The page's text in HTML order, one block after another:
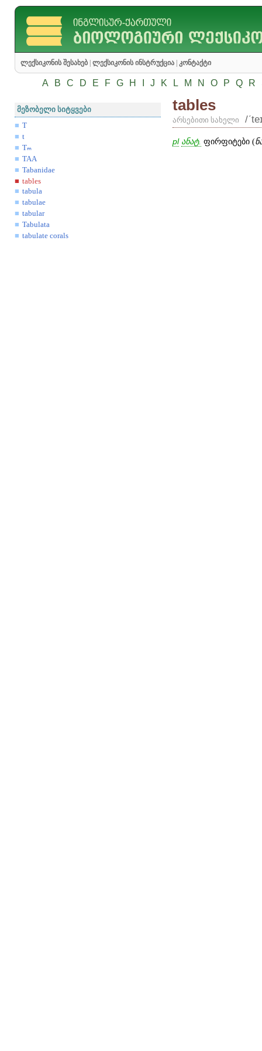
ლექსიკონის შესახებ ლექსიკონის ინსტრუქცია კონტაქტი
A B C D E F G H J K L M N O P Q R
მეზობელი სიტყვები
T
t
Tₘ
TAA
Tabanidae
tables
tabula
tabulae
tabular
Tabulata
tabulate corals
tables
არსებითი სახელი /
pl ანატ. ფირფიტები (